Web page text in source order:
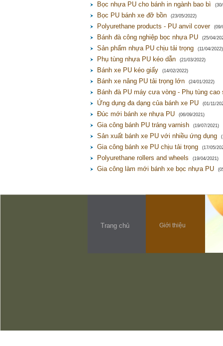
Bọc nhựa PU cho bánh in ngành bao bì
Bọc PU bánh xe đỡ bồn (23/05/2022)
Polyurethane products - PU anvil cover (09/
Bánh đà công nghiệp bọc nhựa PU (25/04/
Sản phẩm nhựa PU chịu tải trọng (11/04/2022)
Phụ tùng nhựa PU kéo dẫn (21/03/2022)
Bánh xe PU kéo giấy (14/02/2022)
Bánh xe nâng PU tải trọng lớn (24/01/2022)
Bánh đà PU máy cưa vòng - Phụ tùng cao
Ứng dụng đa dạng của bánh xe PU
(01/11/
Đúc mới bánh xe nhựa PU (06/09/2021)
Gia công bánh PU tráng varnish (19/07/2021)
Sản xuất bánh xe PU với nhiều ứng dụng
Gia công bánh xe PU chịu tải trọng (17/05/
Polyurethane rollers and wheels (19/04/2021)
Gia công làm mới bánh xe bọc nhựa PU
Trang chủ Giới thiệu